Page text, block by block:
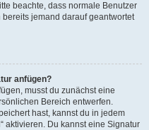
beachte, dass normale Benutzer
jemand darauf geantwortet
anfügen?
musst du zunächst eine
Bereich entwerfen.
hast, kannst du in jedem
aktivieren. Du kannst eine Signatur